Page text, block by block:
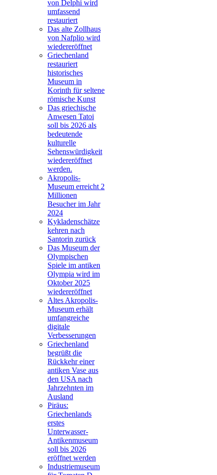
von Delphi wird
umfassend
restauriert
Das alte Zollhaus
von Nafplio wird
wiedereröffnet
Griechenland
restauriert
historisches
Museum in
Korinth für seltene
römische Kunst
Das griechische
Anwesen Tatoi
soll bis 2026 als
bedeutende
kulturelle
Sehenswürdigkeit
wiedereröffnet
werden.
Akropolis-
Museum erreicht 2
Millionen
Besucher im Jahr
2024
Kykladenschätze
kehren nach
Santorin zurück
Das Museum der
Olympischen
Spiele im antiken
Olympia wird im
Oktober 2025
wiedereröffnet
Altes Akropolis-
Museum erhält
umfangreiche
digitale
Verbesserungen
Griechenland
begrüßt die
Rückkehr einer
antiken Vase aus
den USA nach
Jahrzehnten im
Ausland
Piräus:
Griechenlands
erstes
Unterwasser-
Antikenmuseum
soll bis 2026
eröffnet werden
Industriemuseum